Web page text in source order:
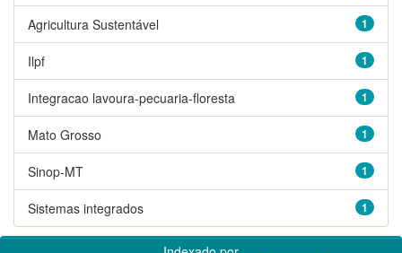
1
Agricultura Sustentável
1
Ilpf
1
Integracao lavoura-pecuaria-floresta
1
Mato Grosso
1
Sinop-MT
1
Sistemas integrados